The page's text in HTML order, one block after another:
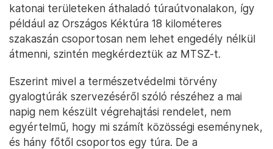
katonai területeken áthaladó túraútvonalakon, így
például az Országos Kéktúra 18 kilométeres
szakaszán csoportosan nem lehet engedély nélkül
átmenni, szintén megkérdeztük az MTSZ-t.
Eszerint mivel a természetvédelmi törvény
gyalogtúrák szervezéséről szóló részéhez a mai
napig nem készült végrehajtási rendelet, nem
egyértelmű, hogy mi számít közösségi eseménynek,
és hány főtől csoportos egy túra. De a